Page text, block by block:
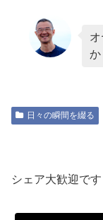
か
日々の瞬間を綴る
シェア大歓迎で